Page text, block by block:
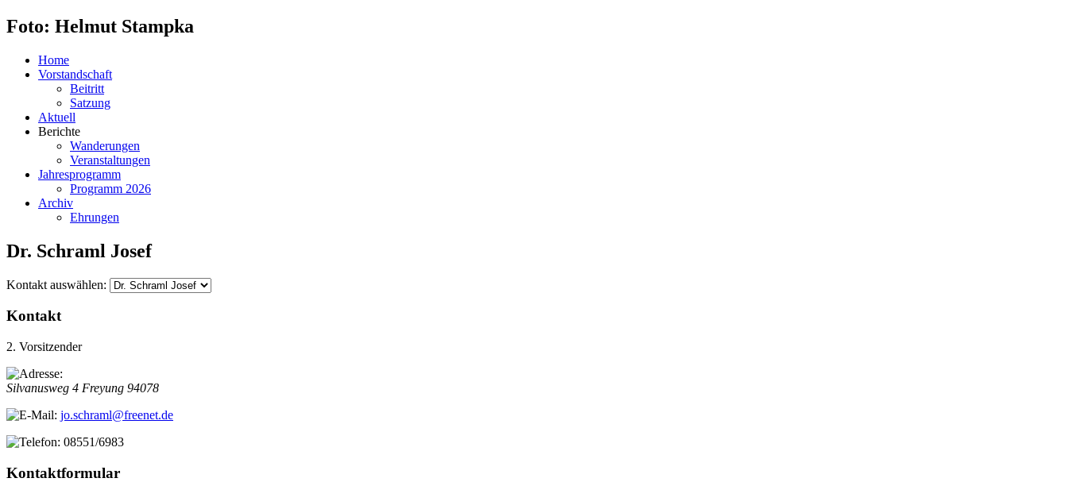
Foto: Helmut Stampka
Home
Vorstandschaft
Beitritt
Satzung
Aktuell
Berichte
Wanderungen
Veranstaltungen
Jahresprogramm
Programm 2026
Archiv
Ehrungen
Dr. Schraml Josef
Kontakt auswählen:
Kontakt
2. Vorsitzender
Silvanusweg 4 Freyung 94078
jo.schraml@freenet.de
08551/6983
Kontaktformular